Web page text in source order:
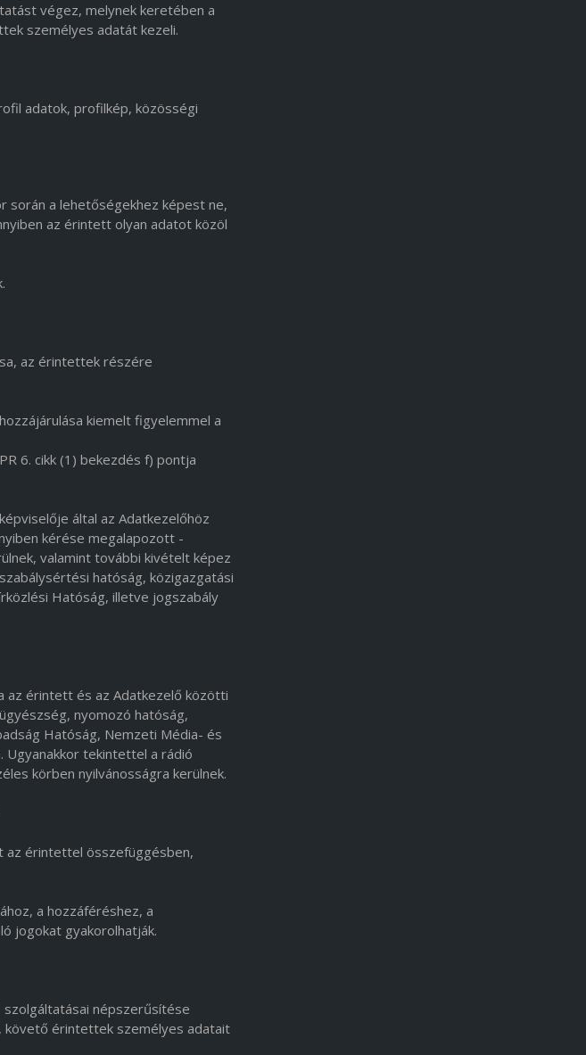
végez, melynek keretében a
személyes adatát kezeli.
adatok, profilkép, közösségi
során a lehetőségekhez képest ne,
az érintett olyan adatot közöl
az érintettek részére
kiemelt figyelemmel a
6. cikk (1) bekezdés f) pontja
által az Adatkezelőhöz
kérése megalapozott -
valamint további kivételt képez
hatóság, közigazgatási
Hatóság, illetve jogszabály
az érintett és az Adatkezelő közötti
nyomozó hatóság,
Hatóság, Nemzeti Média- és
Ugyanakkor tekintettel a rádió
körben nyilvánosságra kerülnek.
az érintettel összefüggésben,
a hozzáféréshez, a
jogokat gyakorolhatják.
népszerűsítése
követő érintettek személyes adatait